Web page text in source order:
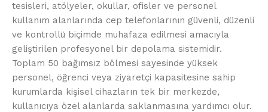
tesisleri, atölyeler, okullar, ofisler ve personel
kullanım alanlarında cep telefonlarının güvenli, düzenli
ve kontrollü biçimde muhafaza edilmesi amacıyla
geliştirilen profesyonel bir depolama sistemidir.
Toplam 50 bağımsız bölmesi sayesinde yüksek
personel, öğrenci veya ziyaretçi kapasitesine sahip
kurumlarda kişisel cihazların tek bir merkezde,
kullanıcıya özel alanlarda saklanmasına yardımcı olur.